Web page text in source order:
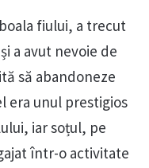
fiului, a trecut
a avut nevoie de
să abandoneze
era unul prestigios
iar soțul, pe
într-o activitate